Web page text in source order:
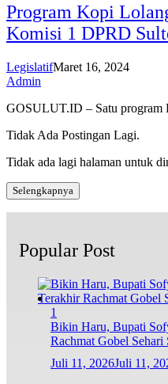
Program Kopi
Komisi 1 DPRD
LegislatifMaret 16, 2024
Admin
GOSULUT.ID – Satu
Tidak Ada Postingan Lagi.
Tidak ada lagi halaman untuk
Selengkapnya
Popular Post
1
Bikin Haru, Bupati
Rachmat Gobel Sehari
Juli 11, 2026Juli 11,